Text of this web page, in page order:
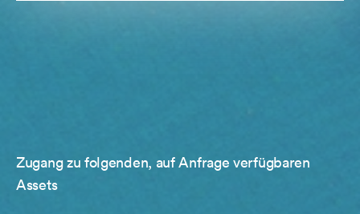
Zugang zu folgenden, auf Anfrage verfügbaren
Assets